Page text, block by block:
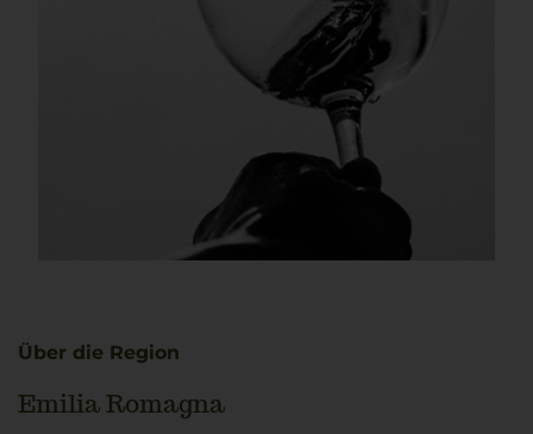
Über die Region
Emilia Romagna